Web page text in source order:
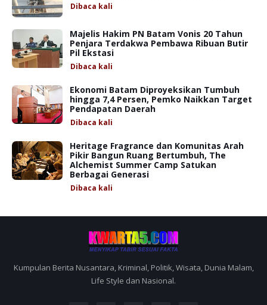
Dibaca kali
Majelis Hakim PN Batam Vonis 20 Tahun
Penjara Terdakwa Pembawa Ribuan Butir
Pil Ekstasi
Dibaca kali
Ekonomi Batam Diproyeksikan Tumbuh
hingga 7,4 Persen, Pemko Naikkan Target
Pendapatan Daerah
Dibaca kali
Heritage Fragrance dan Komunitas Arah
Pikir Bangun Ruang Bertumbuh, The
Alchemist Summer Camp Satukan
Berbagai Generasi
Dibaca kali
Kumpulan Berita Nusantara, Kriminal, Politik, Wisata, Dunia Malam,
Life Style dan Nasional.